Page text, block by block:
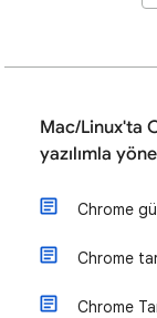
Mac/Linux'ta
yazılımla
Chrome
Chrome
Chrome